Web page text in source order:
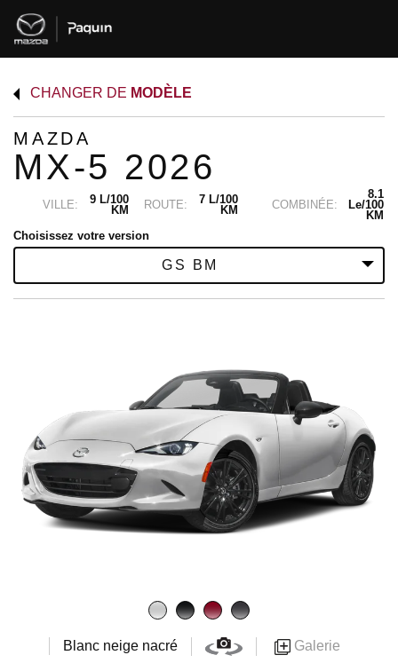
CHANGER DE MODÈLE
MAZDA
MX-5 2026
VILLE:
9 L/100
KM
ROUTE:
7 L/100
KM
COMBINÉE:
8.1
Le/100
KM
Choisissez votre version
GS BM
Blanc neige nacré Galerie